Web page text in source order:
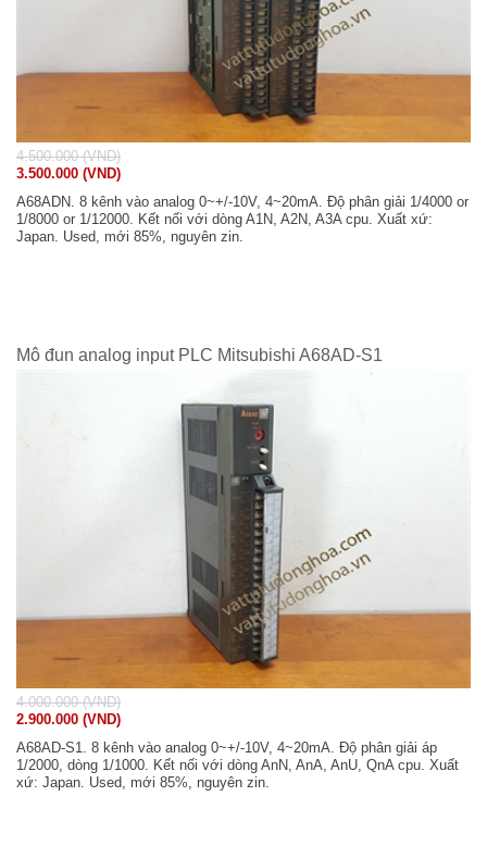
4.500.000 (VND)
3.500.000 (VND)
A68ADN. 8 kênh vào analog 0~+/-10V, 4~20mA. Độ phân giải 1/4000 or
1/8000 or 1/12000. Kết nối với dòng A1N, A2N, A3A cpu. Xuất xứ:
Japan. Used, mới 85%, nguyên zin.
Mô đun analog input PLC Mitsubishi A68AD-S1
4.000.000 (VND)
2.900.000 (VND)
A68AD-S1. 8 kênh vào analog 0~+/-10V, 4~20mA. Độ phân giải áp
1/2000, dòng 1/1000. Kết nối với dòng AnN, AnA, AnU, QnA cpu. Xuất
xứ: Japan. Used, mới 85%, nguyên zin.